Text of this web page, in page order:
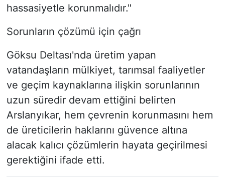
hassasiyetle korunmalıdır."
Sorunların çözümü için çağrı
Göksu Deltası'nda üretim yapan
vatandaşların mülkiyet, tarımsal faaliyetler
ve geçim kaynaklarına ilişkin sorunlarının
uzun süredir devam ettiğini belirten
Arslanyıkar, hem çevrenin korunmasını hem
de üreticilerin haklarını güvence altına
alacak kalıcı çözümlerin hayata geçirilmesi
gerektiğini ifade etti.